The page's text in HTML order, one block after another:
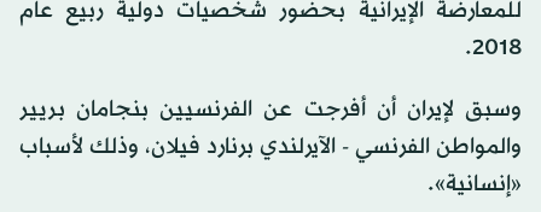
للمعارضة الإيرانية بحضور شخصيات دولية ربيع عام
2018.
وسبق لإيران أن أفرجت عن الفرنسيين بنجامان بريير
والمواطن الفرنسي - الآيرلندي برنارد فيلان، وذلك لأسباب
«إنسانية».